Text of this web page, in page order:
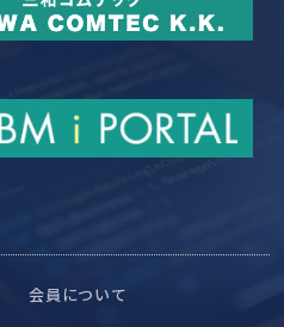
会員について